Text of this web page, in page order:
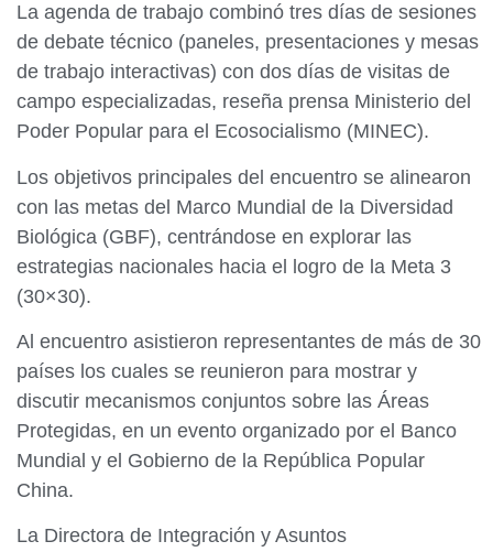
La agenda de trabajo combinó tres días de sesiones
de debate técnico (paneles, presentaciones y mesas
de trabajo interactivas) con dos días de visitas de
campo especializadas, reseña prensa Ministerio del
Poder Popular para el Ecosocialismo (MINEC).
Los objetivos principales del encuentro se alinearon
con las metas del Marco Mundial de la Diversidad
Biológica (GBF), centrándose en explorar las
estrategias nacionales hacia el logro de la Meta 3
(30×30).
Al encuentro asistieron representantes de más de 30
países los cuales se reunieron para mostrar y
discutir mecanismos conjuntos sobre las Áreas
Protegidas, en un evento organizado por el Banco
Mundial y el Gobierno de la República Popular
China.
La Directora de Integración y Asuntos